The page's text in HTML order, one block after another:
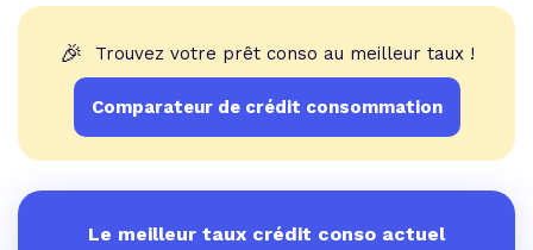
🎉 Trouvez votre prêt conso au meilleur taux !
Comparateur de crédit consommation
Le meilleur taux crédit conso actuel